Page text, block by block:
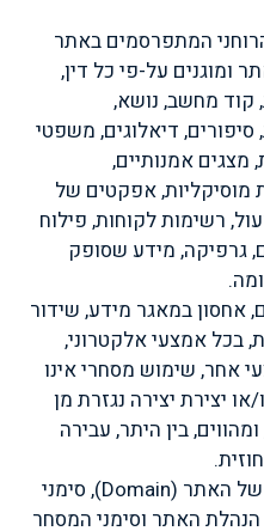
הרוחני המתפרסמים באתר
ומוגנים על-פי כל דין,
קוד מחשב, נושא,
סיפורים, דיאלוגים, משפטי
מצגים אמנותיים,
מוסיקליות, אפקטים של
רשימות לקוחות, פילוח
גרפיקה, מידע שסופק
אחסון במאגר מידע, שידור
בכל אמצעי אלקטרוני,
אחר, שימוש מסחרי אינו
יצירת יצירה נגזרת מן
בין היתר, עבירה
האתר (Domain), סימני
האתר וסימני המסחר